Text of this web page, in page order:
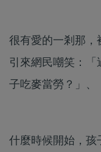
很有愛的一剎那，
引來網民嘲笑：「
子吃麥當勞？」
什麼時候開始，孩